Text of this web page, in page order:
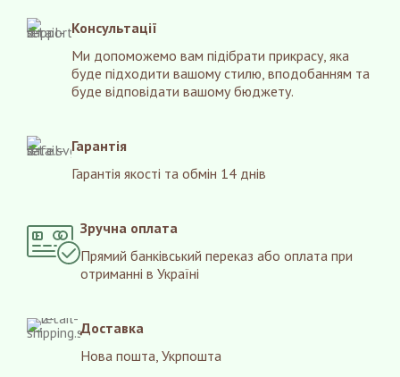
Консультації
Ми допоможемо вам підібрати прикрасу, яка
буде підходити вашому стилю, вподобанням та
буде відповідати вашому бюджету.
Гарантія
Гарантія якості та обмін 14 днів
Зручна оплата
Прямий банківський переказ або оплата при
отриманні в Україні
Доставка
Нова пошта, Укрпошта